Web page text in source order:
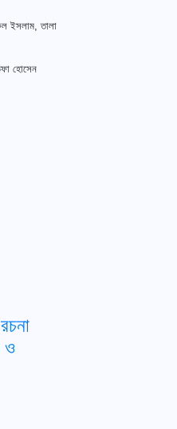
ইসলাম, তালা
হোসেন
ও